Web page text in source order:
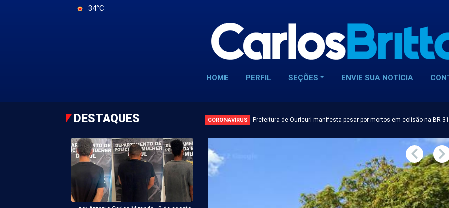
34°C
HOME PERFIL SEÇÕES ENVIE SUA NOTÍCIA
DESTAQUES CORONAVÍRUS Prefeitura de Ouricuri manifesta pesar por mortos em colisão na BR-